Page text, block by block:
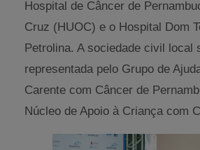
Hospital de Câncer de
Cruz (HUOC) e o Hospital Dom
Petrolina. A sociedade civil local
representada pelo Grupo de
Carente com Câncer de
Núcleo de Apoio à Criança com